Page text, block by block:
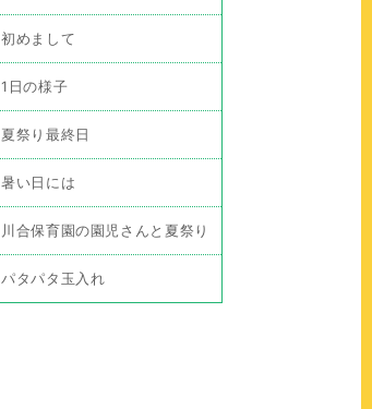
初めまして
1日の様子
夏祭り最終日
暑い日には
川合保育園の園児さんと夏祭り
パタパタ玉入れ